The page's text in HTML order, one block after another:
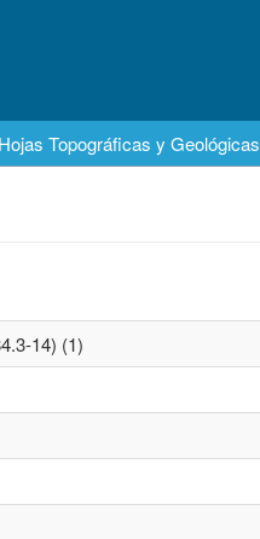
Hojas Topográficas y Geológicas
14) (1)